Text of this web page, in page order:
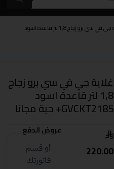
/ غلاية جي في سي برو زجاج 1,8 لتر قاعدة اسود
غلاية جي في سي برو زجاج
1,8 لتر قاعدة اسود
GVCKT2185+ حبة مجانا
220.00
عروض الدفع